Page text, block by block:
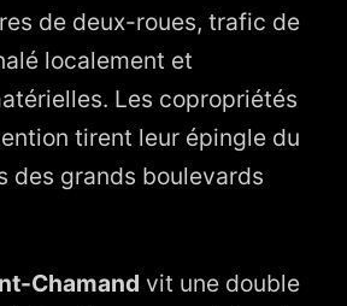
de deux-roues, trafic de
localement et
Les copropriétés
tirent leur épingle du
des grands boulevards
Chamand vit une double